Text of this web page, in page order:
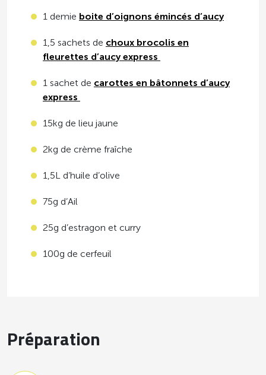
1 demie boite d’oignons émincés d’aucy
1,5 sachets de choux brocolis en
fleurettes d’aucy express
1 sachet de carottes en bâtonnets d’aucy
express
15kg de lieu jaune
2kg de crème fraîche
1,5L d’huile d’olive
75g d’Ail
25g d’estragon et curry
100g de cerfeuil
Préparation